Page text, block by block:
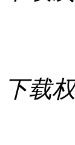
下载